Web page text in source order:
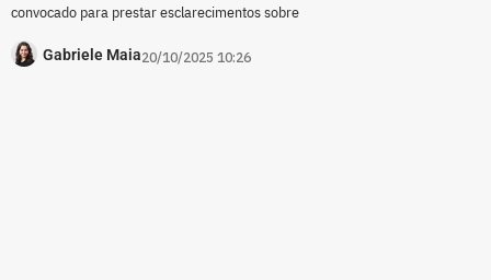
convocado para prestar esclarecimentos sobre
Gabriele Maia20/10/2025 10:26